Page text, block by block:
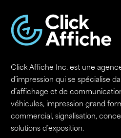
Click Affiche Inc. est une
d’impression qui se spécialise
d’affichage et de
véhicules, impression grand
commercial, signalisation,
solutions d’exposition.